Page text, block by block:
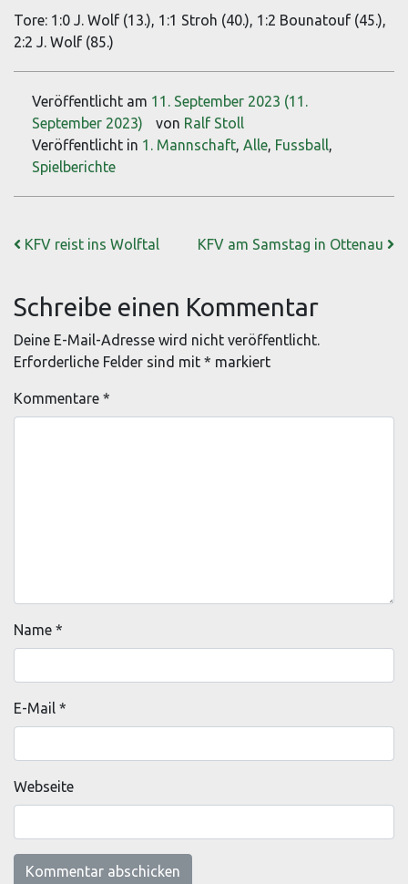
Tore: 1:0 J. Wolf (13.), 1:1 Stroh (40.), 1:2 Bounatouf (45.),
2:2 J. Wolf (85.)
Veröffentlicht am 11. September 2023 (11.
September 2023)
von Ralf Stoll
Veröffentlicht in 1. Mannschaft, Alle, Fussball,
Spielberichte
Beitrags-Navigation
KFV reist ins Wolftal KFV am Samstag in Ottenau
Schreibe einen Kommentar
Deine E-Mail-Adresse wird nicht veröffentlicht.
Erforderliche Felder sind mit * markiert
Kommentare *
Name *
E-Mail *
Webseite